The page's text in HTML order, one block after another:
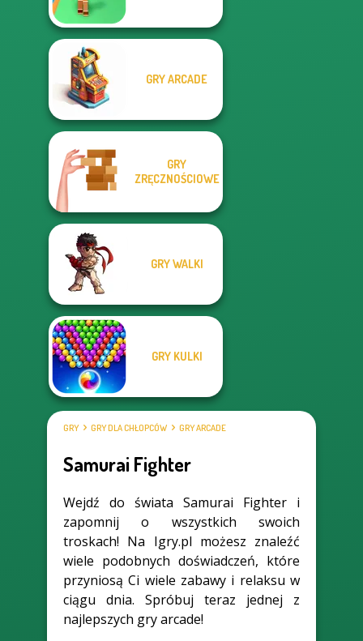
GRY ARCADE
GRY
ZRĘCZNOŚCIOWE
GRY WALKI
GRY KULKI
GRY GRY DLA CHŁOPCÓW GRY ARCADE
Samurai Fighter
Wejdź do świata Samurai Fighter i
zapomnij o wszystkich swoich
troskach! Na Igry.pl możesz znaleźć
wiele podobnych doświadczeń, które
przyniosą Ci wiele zabawy i relaksu w
ciągu dnia. Spróbuj teraz jednej z
najlepszych gry arcade!